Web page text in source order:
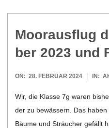
C
H
U
L
E
Moor­ausﬂug
ber 2023 und
2024-
ON: 28. FEBRUAR 2024 IN:
Wir, die Klasse 7g waren
der zu bewäs­sern. Das
Bäume und Sträu­cher gefällt